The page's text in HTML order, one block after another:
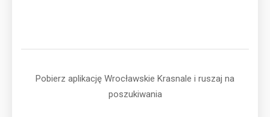
Pobierz aplikację Wrocławskie Krasnale i ruszaj na
poszukiwania